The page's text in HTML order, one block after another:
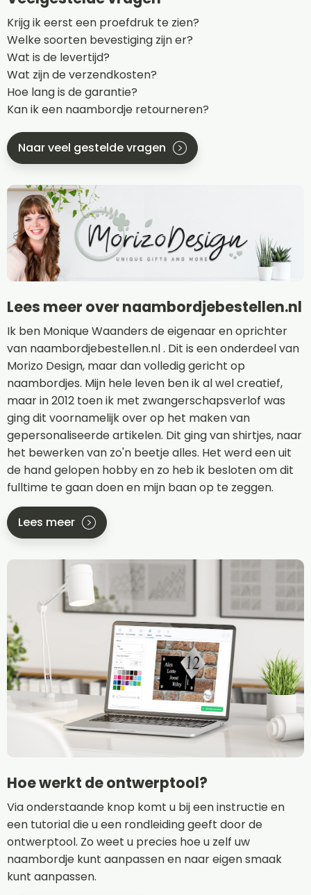
Krijg ik eerst een proefdruk te zien?
Welke soorten bevestiging zijn er?
Wat is de levertijd?
Wat zijn de verzendkosten?
Hoe lang is de garantie?
Kan ik een naambordje retourneren?
Naar veel gestelde vragen
Lees meer over naambordjebestellen.nl
Ik ben Monique Waanders de eigenaar en oprichter
van naambordjebestellen.nl . Dit is een onderdeel van
Morizo Design, maar dan volledig gericht op
naambordjes. Mijn hele leven ben ik al wel creatief,
maar in 2012 toen ik met zwangerschapsverlof was
ging dit voornamelijk over op het maken van
gepersonaliseerde artikelen. Dit ging van shirtjes, naar
het bewerken van zo'n beetje alles. Het werd een uit
de hand gelopen hobby en zo heb ik besloten om dit
fulltime te gaan doen en mijn baan op te zeggen.
Lees meer
Hoe werkt de ontwerptool?
Via onderstaande knop komt u bij een instructie en
een tutorial die u een rondleiding geeft door de
ontwerptool. Zo weet u precies hoe u zelf uw
naambordje kunt aanpassen en naar eigen smaak
kunt aanpassen.